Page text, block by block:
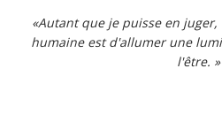
«Autant que je puisse en
humaine est d'allumer une
l'être. »